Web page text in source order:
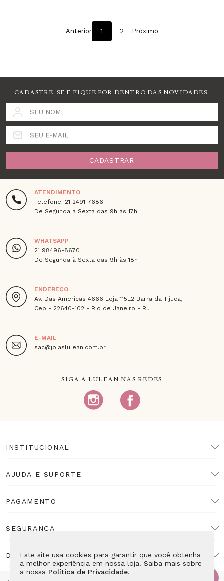
Este site usa cookies para garantir que você obtenha
a melhor experiência em nossa loja. Saiba mais sobre
a nossa Política de Privacidade.
Anterior 1 2 Próximo
CADASTRE-SE E FIQUE POR DENTRO DAS NOVIDADES.
SEU NOME
SEU E-MAIL
CADASTRAR
ATENDIMENTO
Telefone: 21 2491-7686
De Segunda à Sexta das 9h às 17h
WHATSAPP
21 98496-8670
De Segunda à Sexta das 9h às 18h
ENDEREÇO
Av. Das Americas 4666 Loja 115E2 Barra da Tijuca,
Cep - 22640-102 - Rio de Janeiro - RJ
E-MAIL
sac@joiaslulean.com.br
SIGA A LULEAN NAS REDES
INSTITUCIONAL
AJUDA E SUPORTE
PAGAMENTO
SEGURANÇA
DESENVOLVIMENTO